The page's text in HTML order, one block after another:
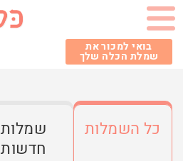
בואי למכור את
שמלת הכלה שלך
כל השמלות
שמלות
חדשות